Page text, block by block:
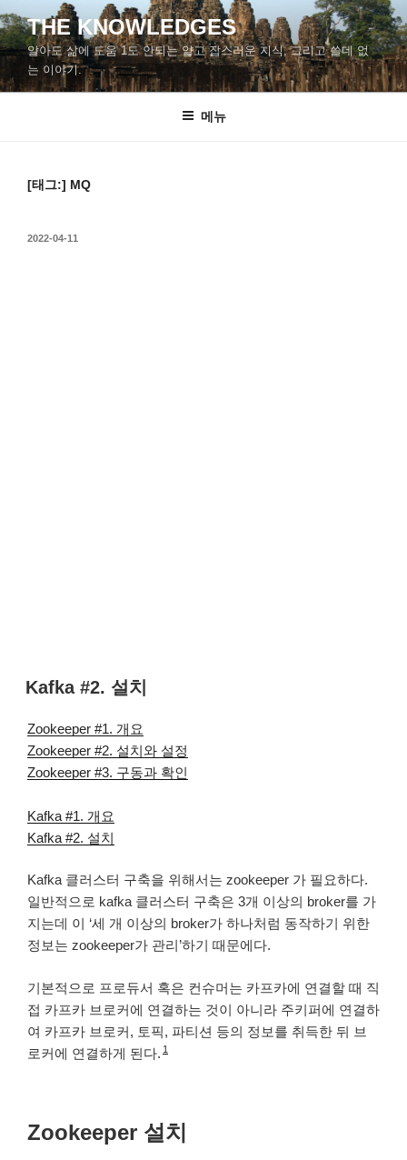
콘
텐
츠
로
바
THE KNOWLEDGES
알아도 삶에 도움 1도 안되는 얕고 잡스러운 지식, 그리고 쓸데 없
는 이야기.
메뉴
[태그:] MQ
작
2022-04-11
Kafka #2. 설치
Zookeeper #1. 개요
Zookeeper #2. 설치와 설정
Zookeeper #3. 구동과 확인
Kafka #1. 개요
Kafka #2. 설치
Kafka 클러스터 구축을 위해서는 zookeeper 가 필요하다.
일반적으로 kafka 클러스터 구축은 3개 이상의 broker를 가
지는데 이 ‘세 개 이상의 broker가 하나처럼 동작하기 위한
정보는 zookeeper가 관리’하기 때문에다.
기본적으로 프로듀서 혹은 컨슈머는 카프카에 연결할 때 직
접 카프카 브로커에 연결하는 것이 아니라 주키퍼에 연결하
여 카프카 브로커, 토픽, 파티션 등의 정보를 취득한 뒤 브
로커에 연결하게 된다. 1
Zookeeper 설치